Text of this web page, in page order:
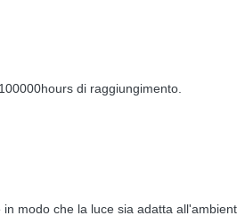
di raggiungimento.
modo che la luce sia adatta